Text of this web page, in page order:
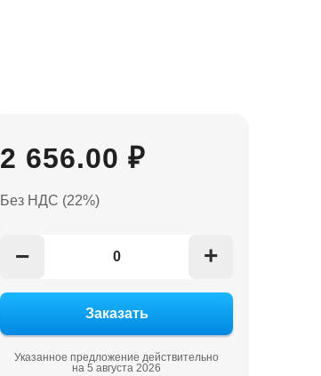
2 656.00 ₽
Без НДС (22%)
− +
Указанное предложение действительно
на 5 августа 2026